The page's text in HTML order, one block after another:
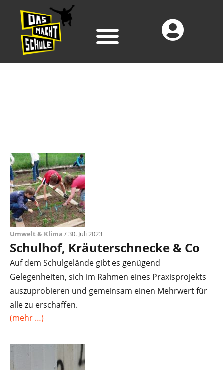
Umwelt & Klima / 30. Juli 2023
Schulhof, Kräuterschnecke & Co
Auf dem Schulgelände gibt es genügend
Gelegenheiten, sich im Rahmen eines Praxisprojekts
auszuprobieren und gemeinsam einen Mehrwert für
alle zu erschaffen.
(mehr …)